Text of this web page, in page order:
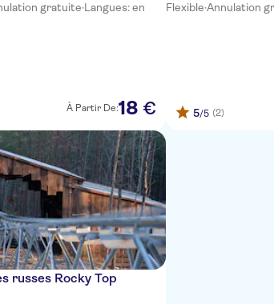
gratuite·Langues: en
À Partir De:18 €
Flexible·Annulation
5/5 (2)
russes Rocky Top